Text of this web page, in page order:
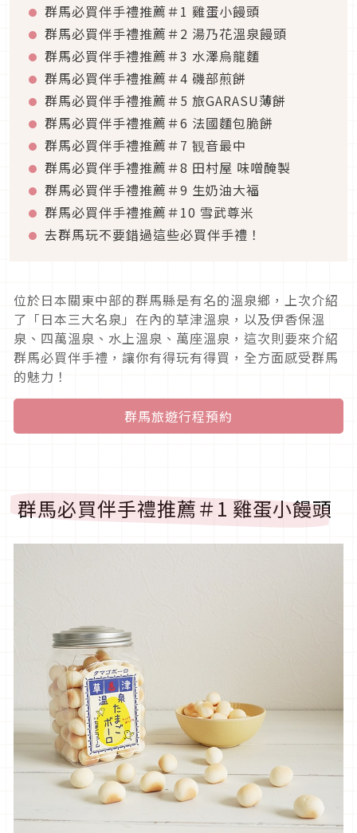
群馬必買伴手禮推薦＃1 雞蛋小饅頭
群馬必買伴手禮推薦＃2 湯乃花溫泉饅頭
群馬必買伴手禮推薦＃3 水澤烏龍麵
群馬必買伴手禮推薦＃4 磯部煎餅
群馬必買伴手禮推薦＃5 旅GARASU薄餅
群馬必買伴手禮推薦＃6 法國麵包脆餅
群馬必買伴手禮推薦＃7 観音最中
群馬必買伴手禮推薦＃8 田村屋 味噌醃製
群馬必買伴手禮推薦＃9 生奶油大福
群馬必買伴手禮推薦＃10 雪武尊米
去群馬玩不要錯過這些必買伴手禮！
位於日本關東中部的群馬縣是有名的溫泉鄉，上次介紹
了「日本三大名泉」在內的草津溫泉，以及伊香保溫
泉、四萬溫泉、水上溫泉、萬座溫泉，這次則要來介紹
群馬必買伴手禮，讓你有得玩有得買，全方面感受群馬
的魅力！
群馬旅遊行程預約
群馬必買伴手禮推薦＃1 雞蛋小饅頭